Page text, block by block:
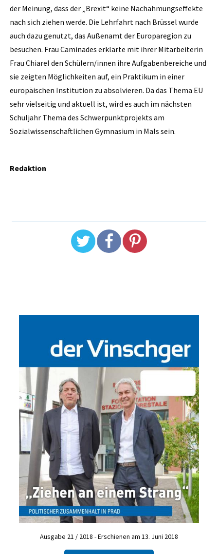
der Meinung, dass der „Brexit“ keine Nachahmungseffekte
nach sich ziehen werde. Die Lehrfahrt nach Brüssel wurde
auch dazu genutzt, das Außenamt der Europaregion zu
besuchen. Frau Caminades erklärte mit ihrer Mitarbeiterin
Frau Chiarel den Schülern/innen ihre Aufgabenbereiche und
sie zeigten Möglichkeiten auf, ein Praktikum in einer
europäischen Institution zu absolvieren. Da das Thema EU
sehr vielseitig und aktuell ist, wird es auch im nächsten
Schuljahr Thema des Schwerpunktprojekts am
Sozialwissenschaftlichen Gymnasium in Mals sein.
Redaktion
Ausgabe 21 / 2018 - Erschienen am 13. Juni 2018